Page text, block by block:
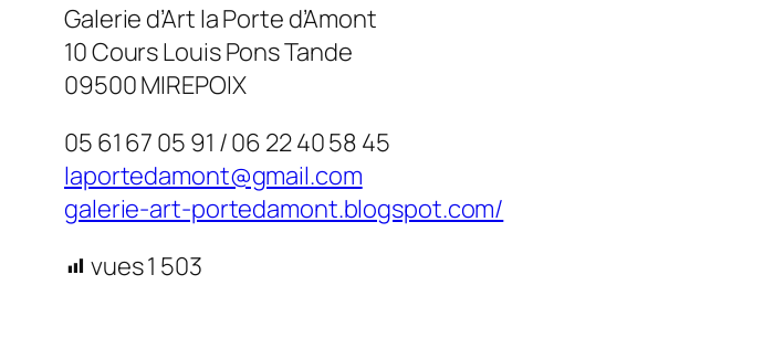
Galerie d’Art la Porte d’Amont
10 Cours Louis Pons Tande
09500 MIREPOIX
05 61 67 05 91 / 06 22 40 58 45
laportedamont@gmail.com
galerie-art-portedamont.blogspot.com/
vues1 503